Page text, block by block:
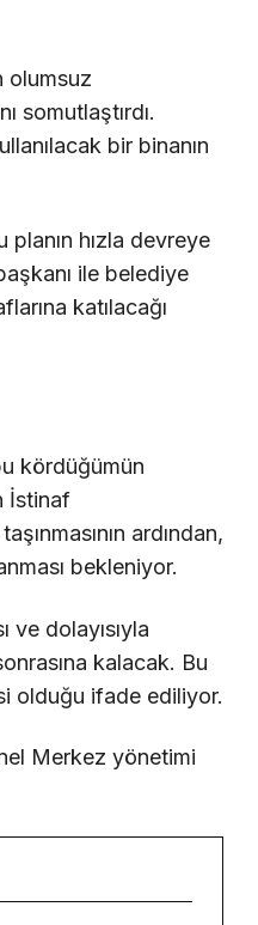
olumsuz
somutlaştırdı.
bir binanın
planın hızla devreye
ile belediye
katılacağı
kördüğümün
İstinaf
ardından,
bekleniyor.
ve dolayısıyla
kalacak. Bu
olduğu ifade ediliyor.
Merkez yönetimi